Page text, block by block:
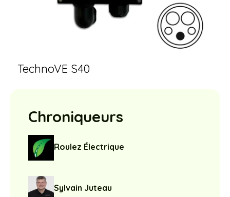
TechnoVE S40
Chroniqueurs
Roulez Électrique
Sylvain Juteau